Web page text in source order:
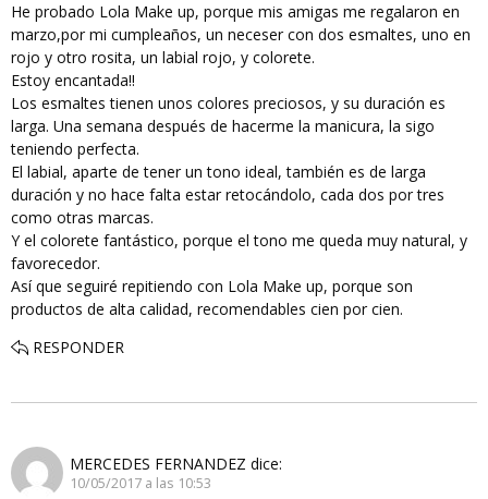
He probado Lola Make up, porque mis amigas me regalaron en
marzo,por mi cumpleaños, un neceser con dos esmaltes, uno en
rojo y otro rosita, un labial rojo, y colorete.
Estoy encantada!!
Los esmaltes tienen unos colores preciosos, y su duración es
larga. Una semana después de hacerme la manicura, la sigo
teniendo perfecta.
El labial, aparte de tener un tono ideal, también es de larga
duración y no hace falta estar retocándolo, cada dos por tres
como otras marcas.
Y el colorete fantástico, porque el tono me queda muy natural, y
favorecedor.
Así que seguiré repitiendo con Lola Make up, porque son
productos de alta calidad, recomendables cien por cien.
RESPONDER
MERCEDES FERNANDEZ dice:
10/05/2017 a las 10:53